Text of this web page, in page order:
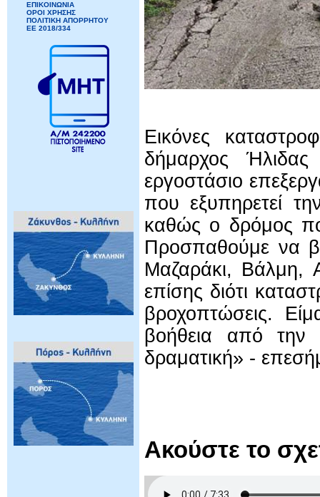
ΕΠΙΚΟΙΝΩΝΙΑ
ΟΡΟΙ ΧΡΗΣΗΣ
ΠΟΛΙΤΙΚΗ ΑΠΟΡΡΗΤΟΥ
ΕΕ 2018/334
Εικόνες
δήμαρχος
εργοστάσιο
που εξυπηρετεί
καθώς ο δρόμος
Προσπαθούμε να
Μαζαράκι, Βάλμη,
επίσης διότι
βροχοπτώσεις.
βοήθεια από την
δραματική» -
Ακούστε το